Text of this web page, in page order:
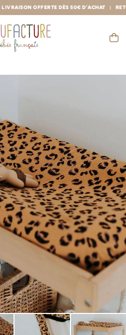
OFFERTE DÈS 50€ D’ACHAT